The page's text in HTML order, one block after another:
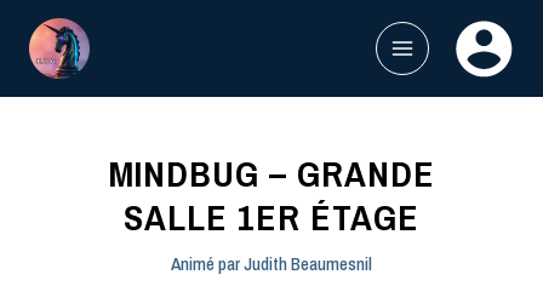
contenu
MAIN
MINDBUG – GRANDE
SALLE 1ER ÉTAGE
Animé parJudith Beaumesnil